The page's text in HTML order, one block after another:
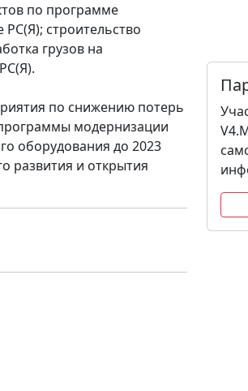
по программе
строительство
грузов на
по снижению потерь
модернизации
оборудования до 2023
развития и открытия